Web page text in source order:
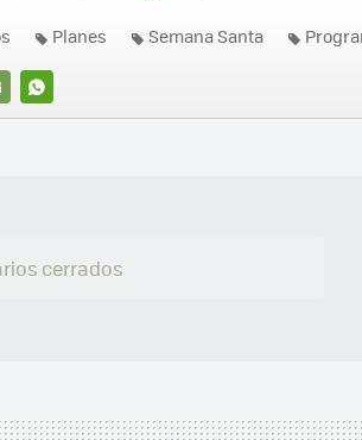
WHATSAPP
Planes Semana Santa
cerrados